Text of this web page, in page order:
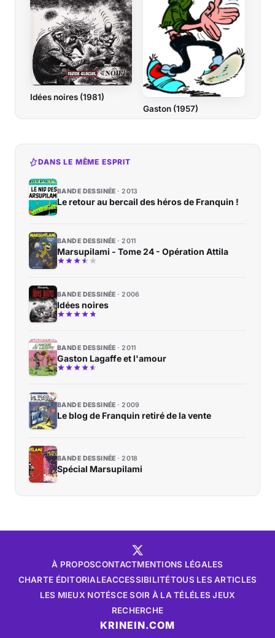
Idées noires (1981)
Gaston (1957)
DANS LE MÊME ESPRIT
BANDE DESSINÉE 2013
Le retour au bercail des héros de Franquin !
BANDE DESSINÉE 2011
Marsupilami - Tome 24 - Opération Attila
BANDE DESSINÉE 2006
Idées noires
BANDE DESSINÉE 2011
Gaston Lagaffe et l'amour
BANDE DESSINÉE 2009
Le blog de Franquin retiré de la vente
BANDE DESSINÉE 2018
Spécial Marsupilami
À PROPOSCONTACTMENTIONS LÉGALES
CHARTE ÉDITORIALEACCESSIBILITÉTOUS LES ARTICLES
LES MIEUX NOTÉSCE SOIR À LA TÉLÉLES JEUX
RECHERCHE
KRINEIN.COM